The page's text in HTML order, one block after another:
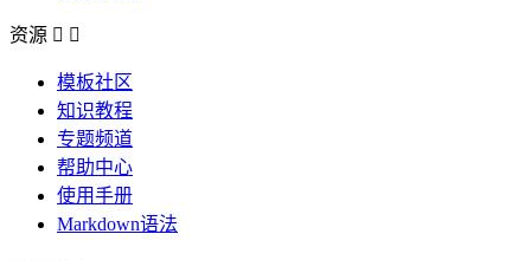
资源  
模板社区
知识教程
专题频道
帮助中心
使用手册
Markdown语法